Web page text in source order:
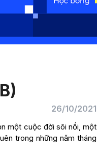
26/10/2021
một cuộc đời sôi nổi, một
trong những năm tháng